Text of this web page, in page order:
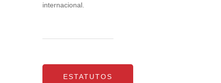
internacional.
ESTATUTOS